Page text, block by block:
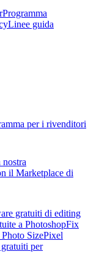
Programma
Linee guida
per i rivenditori
nostra
il Marketplace di
gratuiti di editing
a PhotoshopFix
SizePixel
per